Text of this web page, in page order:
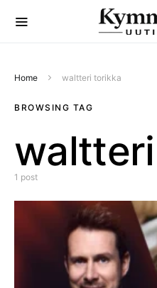
Home waltteri torikka
BROWSING TAG
1 post